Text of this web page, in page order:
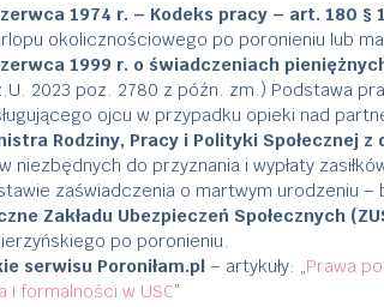
1974 r. – Kodeks pracy – art. 180 § 1
okolicznościowego po poronieniu lub
1999 r. o świadczeniach
2023 poz. 2780 z późn. zm.) Podstawa
ojcu w przypadku opieki nad
Rodziny, Pracy i Polityki Społecznej z
niezbędnych do przyznania i wypłaty
zaświadczenia o martwym urodzeniu –
Zakładu Ubezpieczeń Społecznych
po poronieniu.
serwisu Poroniłam.pl– artykuły: „ Prawa
i formalności w USC”